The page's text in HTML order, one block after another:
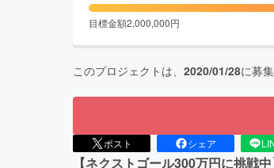
目標金額2,000,000円
このプロジェクトは、 2020/01/28に募
ポスト シェア
【ネクストゴール300万円に挑戦